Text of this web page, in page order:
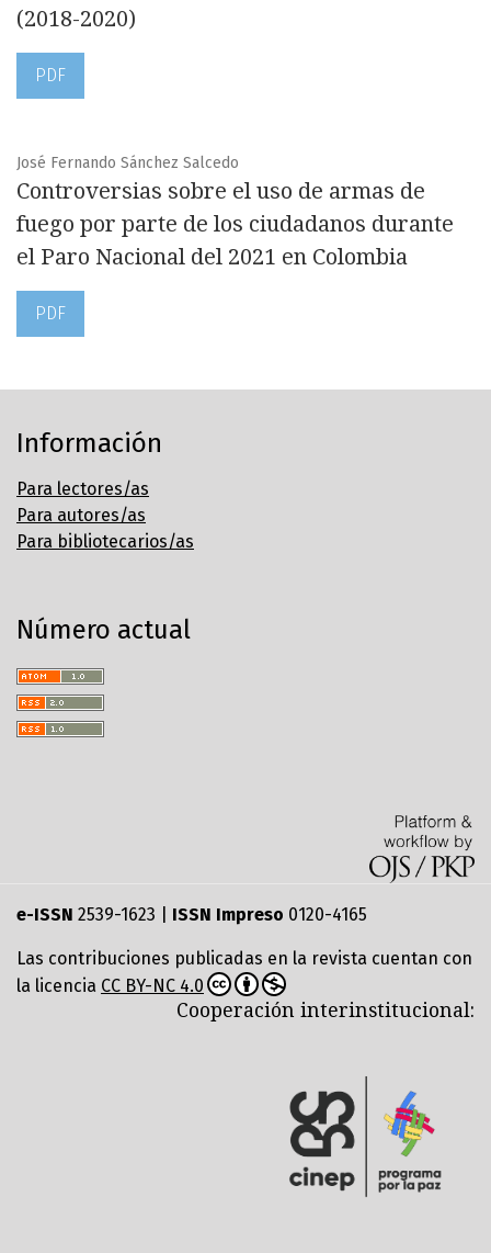
(2018-2020)
PDF
José Fernando Sánchez Salcedo
Controversias sobre el uso de armas de
fuego por parte de los ciudadanos durante
el Paro Nacional del 2021 en Colombia
PDF
Información
Para lectores/as
Para autores/as
Para bibliotecarios/as
Número actual
e-ISSN 2539-1623 | ISSN Impreso 0120-4165
Las contribuciones publicadas en la revista cuentan con
la licencia CC BY-NC 4.0
Cooperación interinstitucional: